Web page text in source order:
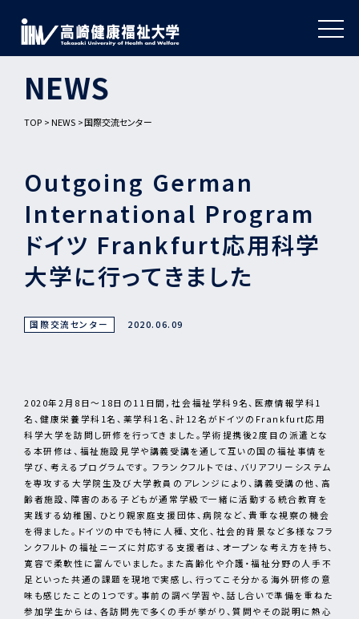
NEWS
TOP NEWS 国際交流センター
Outgoing German
International Program
ドイツ Frankfurt応用科学
大学に行ってきました
国際交流センター 2020.06.09
2020年2月8日～18日の11日間，社会福祉学科9名、医療情報学科1
名、健康栄養学科1名、薬学科1名、計12名がドイツのFrankfurt応用
科学大学を訪問し研修を行ってきました。学術提携後2度目の派遣とな
る本研修は、福祉施設見学や講義受講を通して互いの国の福祉事情を
学び、考えるプログラムです。 フランクフルトでは、バリアフリーシステム
を専攻する大学院生及び大学教員のアレンジにより、講義受講の他、高
齢者施設、障害のある子どもが通常学級で一緒に活動する統合教育を
実践する幼稚園、ひとり親家庭支援団体、病院など、貴重な視察の機会
を得ました。ドイツの中でも特に人種、文化、社会的背景など多様なフラ
ンクフルトの福祉ニーズに対応する支援者は、オープンな考え方を持ち、
寛容で柔軟性に富んでいました。また高齢化や介護・福祉分野の人手不
足といった共通の課題を現地で実感し、行ってこそ分かる海外研修の意
味も感じたことの1つです。事前の調べ学習や、話し合いで準備を重ねた
参加学生からは、各訪問先で多くの手が挙がり、質問やその説明に熱心